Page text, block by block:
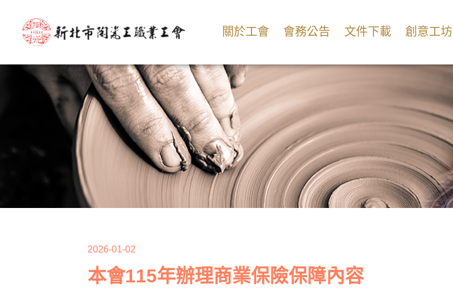
關於工會 會務公告 文件下載 創意工坊
2026-01-02
本會115年辦理商業保險保障內容